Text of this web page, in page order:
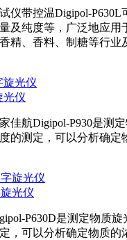
仪带控温Digipol-P630L
及纯度等，广泛地应用
精、香料、制糖等行业
光仪
佳航Digipol-P930是测
的测定，可以分析确定
光仪
P630D是测定物质旋
，可以分析确定物质的